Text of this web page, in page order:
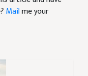
Mailme your